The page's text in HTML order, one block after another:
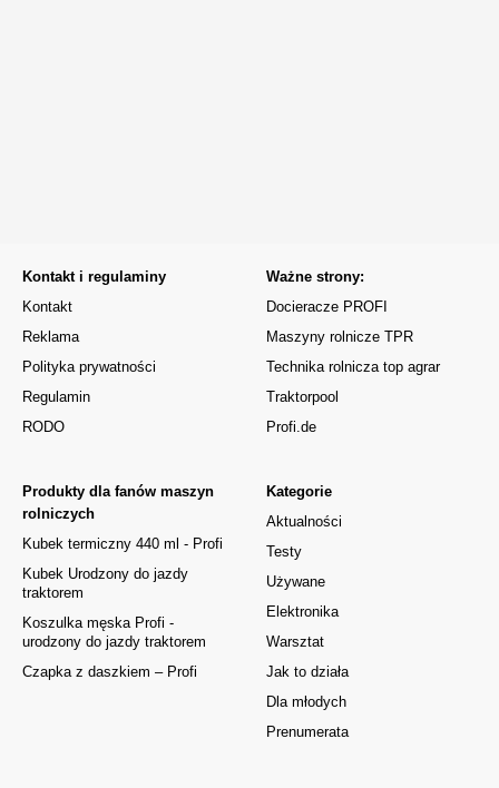
Kontakt i regulaminy
Kontakt
Reklama
Polityka prywatności
Regulamin
RODO
Kategorie
Aktualności
Testy
Używane
Elektronika
Warsztat
Jak to działa
Dla młodych
Prenumerata
Produkty dla fanów maszyn
rolniczych
Kubek termiczny 440 ml - Profi
Kubek Urodzony do jazdy
traktorem
Koszulka męska Profi -
urodzony do jazdy traktorem
Czapka z daszkiem – Profi
Ważne strony:
Docieracze PROFI
Maszyny rolnicze TPR
Technika rolnicza top agrar
Traktorpool
Profi.de